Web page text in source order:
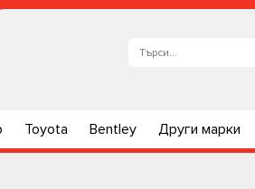
Toyota Bentley Други марки